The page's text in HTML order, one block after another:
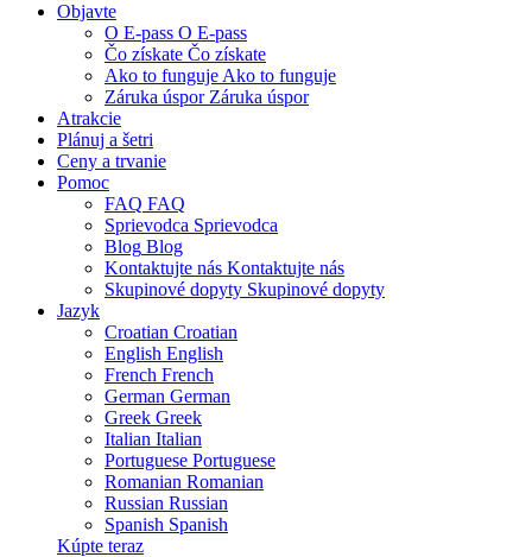
Objavte
O E-pass O E-pass
Čo získate Čo získate
Ako to funguje Ako to funguje
Záruka úspor Záruka úspor
Atrakcie
Plánuj a šetri
Ceny a trvanie
Pomoc
FAQ FAQ
Sprievodca Sprievodca
Blog Blog
Kontaktujte nás Kontaktujte nás
Skupinové dopyty Skupinové dopyty
Jazyk
Croatian Croatian
English English
French French
German German
Greek Greek
Italian Italian
Portuguese Portuguese
Romanian Romanian
Russian Russian
Spanish Spanish
Kúpte teraz